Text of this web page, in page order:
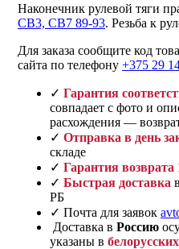
Наконечник рулевой тяги
CB3, CB7 89-93. Резьба к
Для заказа сообщите код
сайта по телефону +375 29
✓ Гарантия
совпадает с фото и
расхождения —
✓ Отправка в день
складе
✓ Гарантия возврата
✓ Быстрая доставка
РБ
✓ Почта для заявок
Доставка в Россию
указаны в